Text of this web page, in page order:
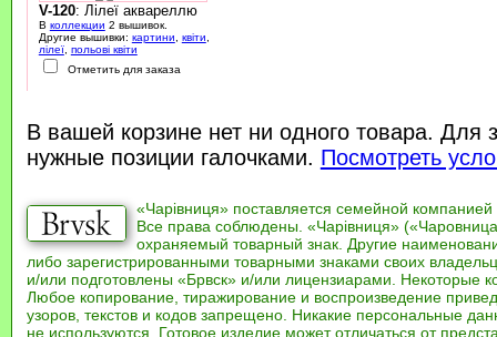
V-120: Лілеї аквареллю
В коллекции 2 вышивок.
Другие вышивки: картини квіти
лілеї, польові квіти
Отметить для заказа
В вашей корзине нет ни одного товара. Для
нужные позиции галочками. Посмотреть
«Чарівниця» поставляется семейной компанией
Все права соблюдены. «Чарівниця»
охраняемый товарный знак. Другие
либо зарегистрированными товарными знаками своих
и/или подготовлены «Брвск» и/или лицензиарами. Некоторые
Любое копирование, тиражирование и воспроизведение
узоров, текстов и кодов запрещено. Никакие персональные
не используются. Готовое изделие может отличаться от